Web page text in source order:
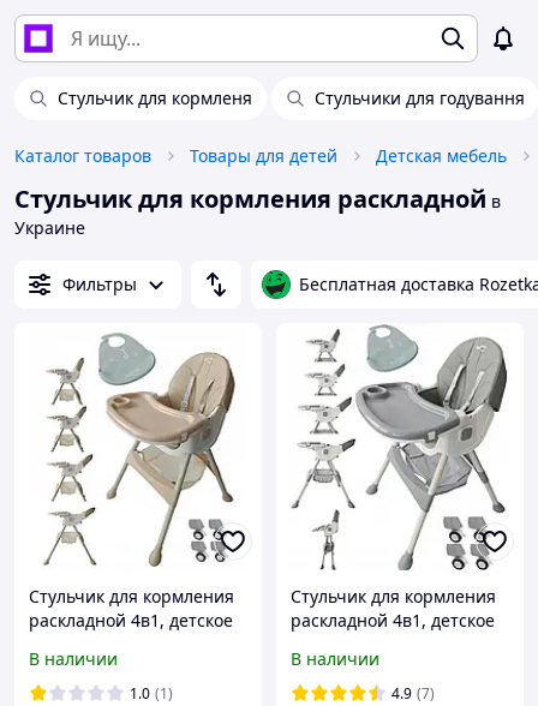
Стульчик для кормленя Стульчики для годування
Каталог товаров Товары для детей Детская мебель
Стульчик для кормления раскладной в
Украине
Фильтры Бесплатная доставка
Стульчик для кормления
раскладной 4в1, детское
В наличии
1.0 (1)
Стульчик для кормления
раскладной 4в1, детское
В наличии
4.9 (7)